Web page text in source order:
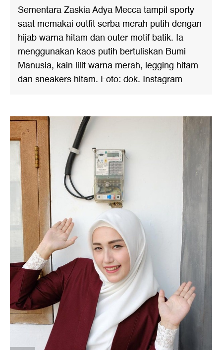
Sementara Zaskia Adya Mecca tampil sporty
saat memakai outfit serba merah putih dengan
hijab warna hitam dan outer motif batik. Ia
menggunakan kaos putih bertuliskan Bumi
Manusia, kain lilit warna merah, legging hitam
dan sneakers hitam. Foto: dok. Instagram